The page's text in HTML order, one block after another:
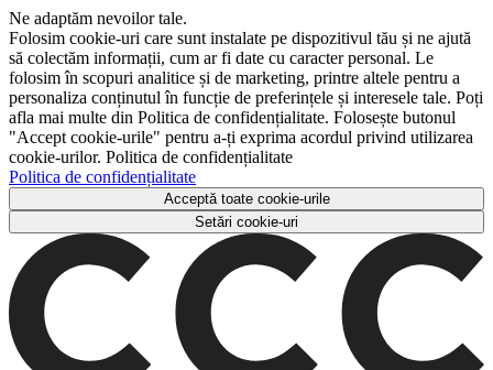
Ne adaptăm nevoilor tale.
Folosim cookie-uri care sunt instalate pe dispozitivul tău și ne ajută
să colectăm informații, cum ar fi date cu caracter personal. Le
folosim în scopuri analitice și de marketing, printre altele pentru a
personaliza conținutul în funcție de preferințele și interesele tale. Poți
afla mai multe din Politica de confidențialitate. Folosește butonul
"Accept cookie-urile" pentru a-ți exprima acordul privind utilizarea
cookie-urilor. Politica de confidențialitate
Politica de confidențialitate
Acceptă toate cookie-urile
Setări cookie-uri